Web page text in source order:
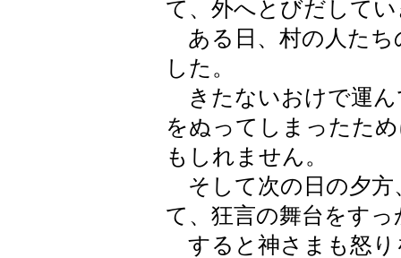
て、外へとびだして
ある日、村の人たち
した。
きたないおけで運ん
をぬってしまったた
もしれません。
そして次の日の夕方
て、狂言の舞台をす
すると神さまも怒り